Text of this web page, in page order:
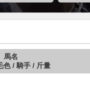
馬名
色 / 騎手 / 斤量